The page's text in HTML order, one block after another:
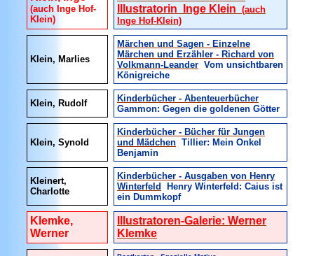
(auch Inge Hof-
Klein)
Illustratorin Inge Klein (auch
Inge Hof-Klein)
Klein, Marlies
Märchen und Sagen - Einzelne
Märchen und Erzähler - Richard von
Volkmann-Leander Vom unsichtbaren
Königreiche
Klein, Rudolf
Kinderbücher - Abenteuerbücher
Gammon: Gegen die goldenen Götter
Klein, Synold
Kinderbücher - Bücher für Jungen
und Mädchen Tillier: Mein Onkel
Benjamin
Kleinert,
Charlotte
Kinderbücher - Ausgaben von Henry
Winterfeld
Henry Winterfeld: Caius ist
ein Dummkopf
Klemke,
Werner
Illustratoren-Galerie: Werner
Klemke